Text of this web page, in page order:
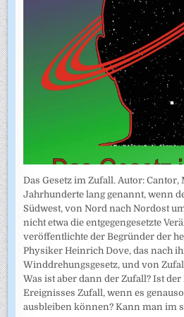
Das Gesetz im Zufall. Autor:
Jahrhunderte lang genannt, wenn
Südwest, von Nord nach Nordost
nicht etwa die entgegengesetzte
veröffentlichte der Begründer der
Physiker Heinrich Dove, das nach
Winddrehungsgesetz, und von
Was ist aber dann der Zufall? Ist
Ereignisses Zufall, wenn es
ausbleiben können? Kann man im